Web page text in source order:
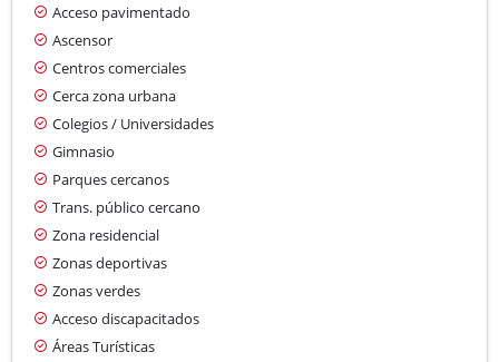
Acceso pavimentado
Ascensor
Centros comerciales
Cerca zona urbana
Colegios / Universidades
Gimnasio
Parques cercanos
Trans. público cercano
Zona residencial
Zonas deportivas
Zonas verdes
Acceso discapacitados
Áreas Turísticas